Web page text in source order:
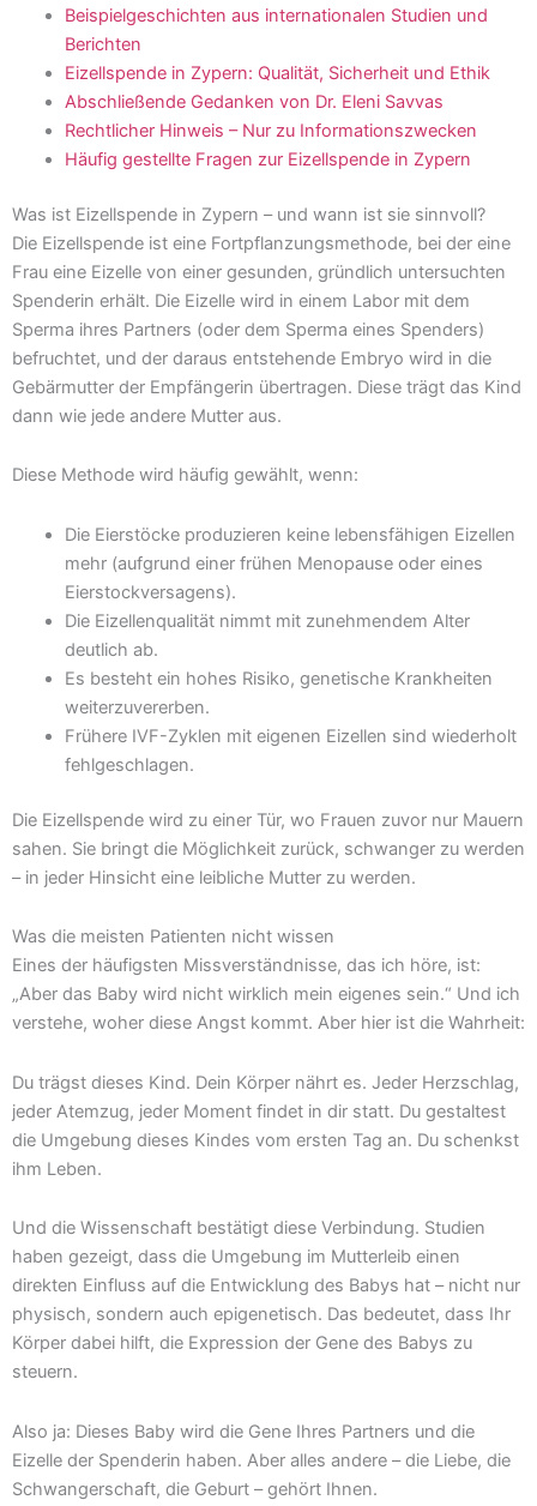
Beispielgeschichten aus internationalen Studien und
Berichten
Eizellspende in Zypern: Qualität, Sicherheit und Ethik
Abschließende Gedanken von Dr. Eleni Savvas
Rechtlicher Hinweis – Nur zu Informationszwecken
Häufig gestellte Fragen zur Eizellspende in Zypern
Was ist Eizellspende in Zypern – und wann ist sie sinnvoll?
Die Eizellspende ist eine Fortpflanzungsmethode, bei der eine
Frau eine Eizelle von einer gesunden, gründlich untersuchten
Spenderin erhält. Die Eizelle wird in einem Labor mit dem
Sperma ihres Partners (oder dem Sperma eines Spenders)
befruchtet, und der daraus entstehende Embryo wird in die
Gebärmutter der Empfängerin übertragen. Diese trägt das Kind
dann wie jede andere Mutter aus.
Diese Methode wird häufig gewählt, wenn:
Die Eierstöcke produzieren keine lebensfähigen Eizellen
mehr (aufgrund einer frühen Menopause oder eines
Eierstockversagens).
Die Eizellenqualität nimmt mit zunehmendem Alter
deutlich ab.
Es besteht ein hohes Risiko, genetische Krankheiten
weiterzuvererben.
Frühere IVF-Zyklen mit eigenen Eizellen sind wiederholt
fehlgeschlagen.
Die Eizellspende wird zu einer Tür, wo Frauen zuvor nur Mauern
sahen. Sie bringt die Möglichkeit zurück, schwanger zu werden
– in jeder Hinsicht eine leibliche Mutter zu werden.
Was die meisten Patienten nicht wissen
Eines der häufigsten Missverständnisse, das ich höre, ist:
„Aber das Baby wird nicht wirklich mein eigenes sein.“ Und ich
verstehe, woher diese Angst kommt. Aber hier ist die Wahrheit:
Du trägst dieses Kind. Dein Körper nährt es. Jeder Herzschlag,
jeder Atemzug, jeder Moment findet in dir statt. Du gestaltest
die Umgebung dieses Kindes vom ersten Tag an. Du schenkst
ihm Leben.
Und die Wissenschaft bestätigt diese Verbindung. Studien
haben gezeigt, dass die Umgebung im Mutterleib einen
direkten Einfluss auf die Entwicklung des Babys hat – nicht nur
physisch, sondern auch epigenetisch. Das bedeutet, dass Ihr
Körper dabei hilft, die Expression der Gene des Babys zu
steuern.
Also ja: Dieses Baby wird die Gene Ihres Partners und die
Eizelle der Spenderin haben. Aber alles andere – die Liebe, die
Schwangerschaft, die Geburt – gehört Ihnen.